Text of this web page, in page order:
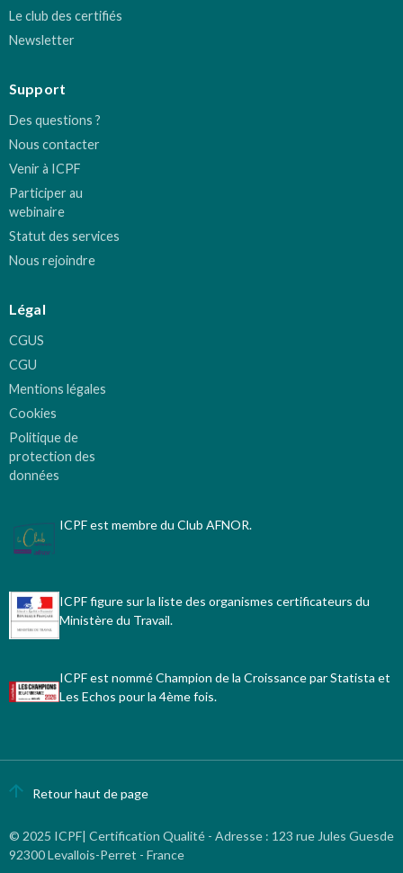
Le club des certifiés
Newsletter
Support
Des questions ?
Nous contacter
Venir à ICPF
Participer au
webinaire
Statut des services
Nous rejoindre
Légal
CGUS
CGU
Mentions légales
Cookies
Politique de
protection des
données
ICPF est membre du Club AFNOR.
ICPF figure sur la liste des organismes certificateurs du
Ministère du Travail.
ICPF est nommé Champion de la Croissance par Statista et
Les Echos pour la 4ème fois.
Retour haut de page
© 2025 ICPF| Certification Qualité - Adresse : 123 rue Jules Guesde
92300 Levallois-Perret - France